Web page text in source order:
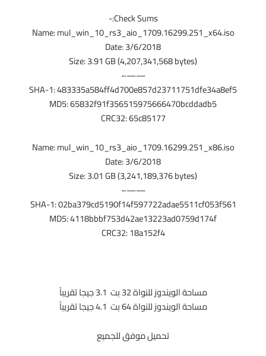
Check Sums:-
Name: mul_win_10_rs3_aio_1709.16299.251_x64.iso
Date: 3/6/2018
Size: 3.91 GB (4,207,341,568 bytes)
——–
SHA-1: 483335a584ff4d700e857d23711751dfe34a8ef5
MD5: 65832f91f356515975666470bcddadb5
CRC32: 65c85177
Name: mul_win_10_rs3_aio_1709.16299.251_x86.iso
Date: 3/6/2018
Size: 3.01 GB (3,241,189,376 bytes)
——–
SHA-1: 02ba379cd5190f14f597722adae5511cf053f561
MD5: 4118bbbf753d42ae13223ad0759d174f
CRC32: 18a152f4
مساحة الويندوز للنواة 32 بت 3.1 جيجا تقريباً
مساحة الويندوز للنواة 64 بت 4.1 جيجا تقريباً
تحميل موفق للجميع